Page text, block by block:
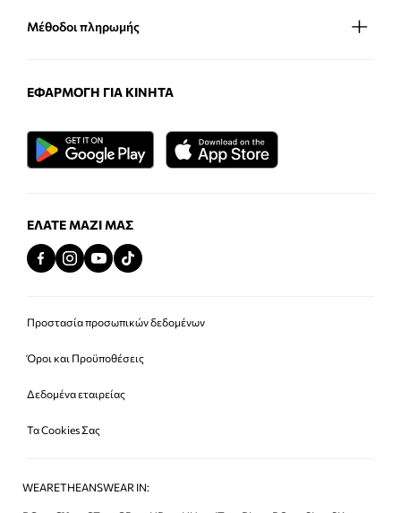
Μέθοδοι πληρωμής
ΕΦΑΡΜΟΓΉ ΓΙΑ ΚΙΝΗΤΆ
ΕΛΆΤΕ ΜΑΖΊ ΜΑΣ
Προστασία προσωπικών δεδομένων
Όροι και Προϋποθέσεις
Δεδομένα εταιρείας
Τα Cookies Σας
WEARETHEANSWEAR IN: